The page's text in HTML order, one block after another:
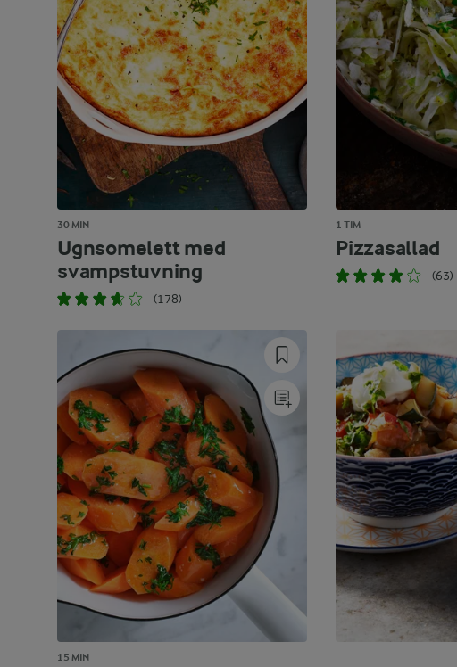
30 MIN
Ugnsomelett med
svampstuvning
(178)
1 TIM
Pizzasallad
(63)
15 MIN